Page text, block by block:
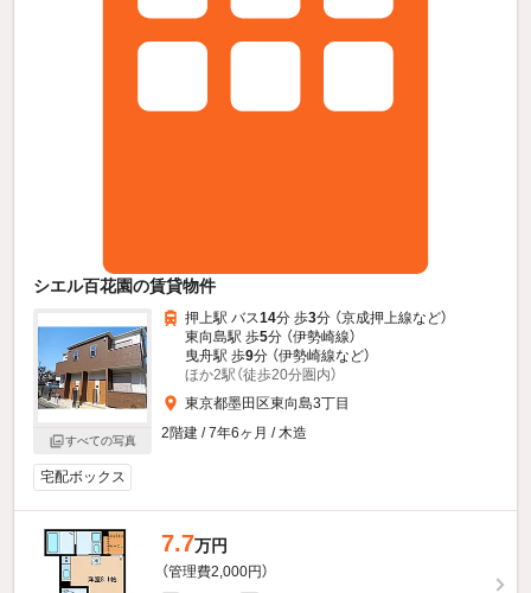
シエル百花園の賃貸物件
すべての写真
押上駅 バス14分 歩3分 （京成押上線など）
東向島駅 歩5分 （伊勢崎線）
曳舟駅 歩9分 （伊勢崎線など）
ほか2駅（徒歩20分圏内）
東京都墨田区東向島3丁目
2階建 / 7年6ヶ月 / 木造
宅配ボックス
7.7万円
（管理費2,000円）